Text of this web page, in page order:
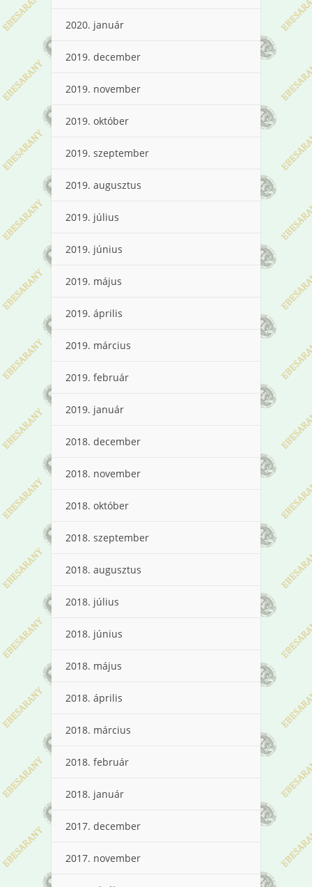
2020. január
2019. december
2019. november
2019. október
2019. szeptember
2019. augusztus
2019. július
2019. június
2019. május
2019. április
2019. március
2019. február
2019. január
2018. december
2018. november
2018. október
2018. szeptember
2018. augusztus
2018. július
2018. június
2018. május
2018. április
2018. március
2018. február
2018. január
2017. december
2017. november